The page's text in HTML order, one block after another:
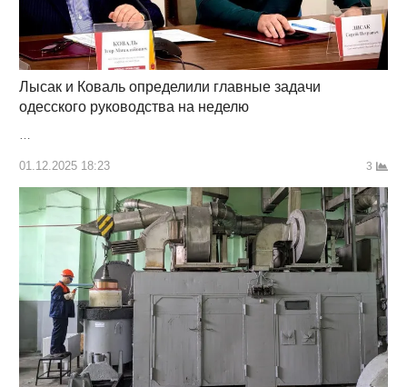
Лысак и Коваль определили главные задачи
одесского руководства на неделю
…
01.12.2025 18:23 3